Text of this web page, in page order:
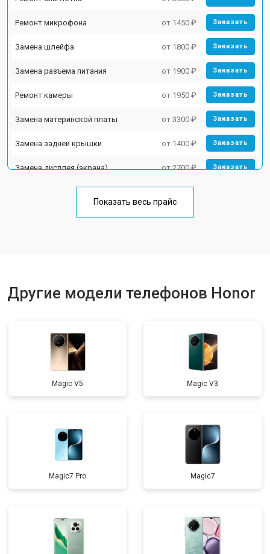
Ремонт микрофона от 1450 ₽ Заказать
Замена шлейфа от 1800 ₽ Заказать
Замена разъема питания от 1900 ₽ Заказать
Ремонт камеры от 1950 ₽ Заказать
Замена материнской платы от 3300 ₽ Заказать
Замена задней крышки от 1400 ₽ Заказать
Замена дисплея (экрана) от 2700 ₽ Заказать
Замена кнопки включения от 1750 ₽
Показать весь прайс
Другие модели телефонов Honor
Magic V5 Magic V3
Magic7 Pro Magic7